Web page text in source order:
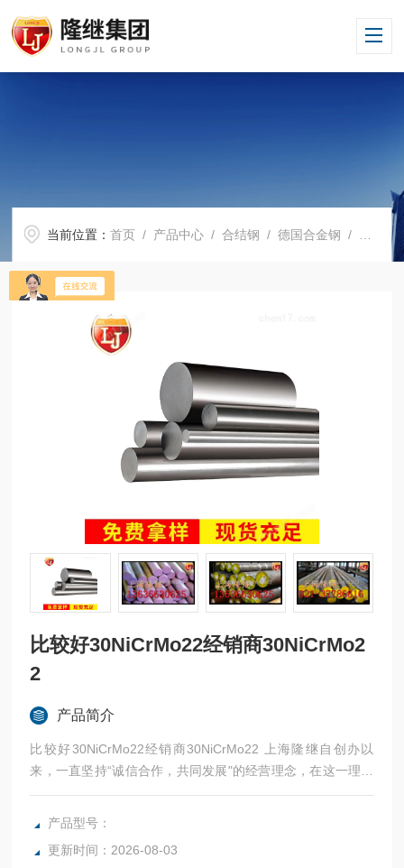
当前位置：首页 / 产品中心 /合结钢 /德国合金钢 / 比较好30NiCrMo22经销商30NiCrMo22
比较好30NiCrMo22经销商30NiCrMo2
2
产品简介
比较好30NiCrMo22经销商30NiCrMo22 上海隆继自创办以
来，一直坚持“诚信合作，共同发展"的经营理念，在这一理念
的指导下，我公司赢得了全国各地广大客户的赞誉。我公司常
年提供各种钢材，咨询，：
产品型号：
更新时间：2026-08-03